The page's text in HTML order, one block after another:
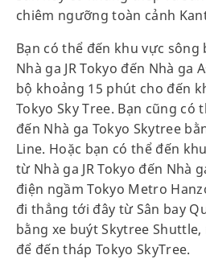
chiêm ngưỡng toàn cảnh
Bạn có thể đến khu vực
Nhà ga JR Tokyo đến Nhà ga
bộ khoảng 15 phút cho đến
Tokyo Sky Tree. Bạn cũng có
đến Nhà ga Tokyo Skytree
Line. Hoặc bạn có thể đến
từ Nhà ga JR Tokyo đến Nhà
điện ngầm Tokyo Metro
đi thẳng tới đây từ Sân bay
bằng xe buýt Skytree
để đến tháp Tokyo SkyTree.